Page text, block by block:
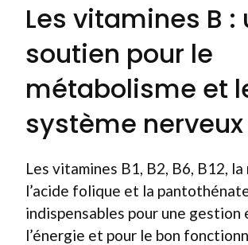
Les vitamines B :
soutien pour le
métabolisme et
système nerveux
Les vitamines B1, B2, B6, B12, la
l’acide folique et la
indispensables pour une gestion
l’énergie et pour le bon